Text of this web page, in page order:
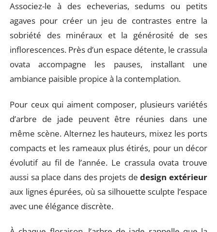
Associez-le à des echeverias, sedums ou petits
agaves pour créer un jeu de contrastes entre la
sobriété des minéraux et la générosité de ses
inflorescences. Près d’un espace détente, le crassula
ovata accompagne les pauses, installant une
ambiance paisible propice à la contemplation.
Pour ceux qui aiment composer, plusieurs variétés
d’arbre de jade peuvent être réunies dans une
même scène. Alternez les hauteurs, mixez les ports
compacts et les rameaux plus étirés, pour un décor
évolutif au fil de l’année. Le crassula ovata trouve
aussi sa place dans des projets dedesign extérieur
aux lignes épurées, où sa silhouette sculpte l’espace
avec une élégance discrète.